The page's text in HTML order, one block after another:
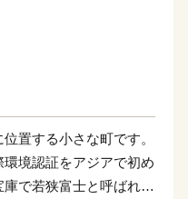
置する小さな町です。
境認証をアジアで初め
で若狭富士と呼ばれる